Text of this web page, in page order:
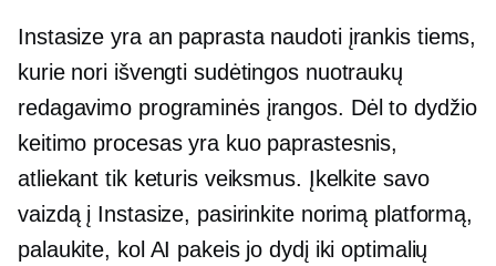
Instasize yra an paprasta naudotiįrankis tiems,
kurie nori išvengti sudėtingos nuotraukų
redagavimo programinės įrangos. Dėl to dydžio
keitimo procesas yra kuo paprastesnis,
atliekant tik keturis veiksmus. Įkelkite savo
vaizdą į Instasize, pasirinkite norimą platformą,
palaukite, kol AI pakeis jo dydį iki optimalių